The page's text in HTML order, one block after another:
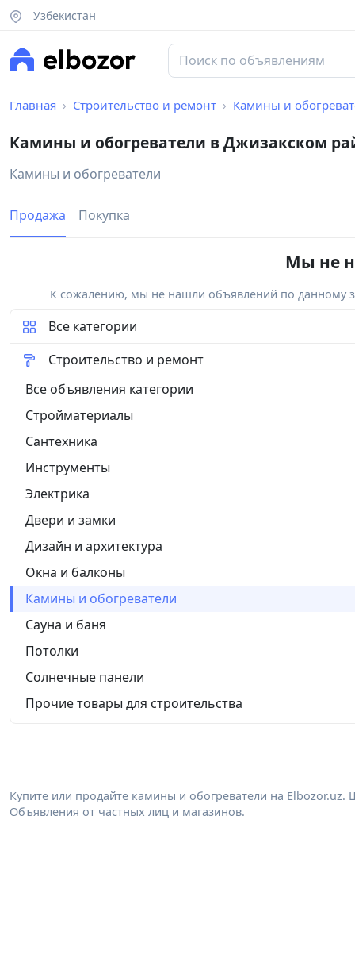
Узбекистан
Главная Строительство и ремонт Камины и
Камины и обогреватели в Джизакском
Камины и обогреватели
Продажа Покупка
Мы не
К сожалению, мы не нашли объявлений по данному
Все категории
Строительство и ремонт
Все объявления категории
Стройматериалы
Сантехника
Инструменты
Электрика
Двери и замки
Дизайн и архитектура
Окна и балконы
Камины и обогреватели
Сауна и баня
Потолки
Солнечные панели
Прочие товары для строительства
Купите или продайте камины и обогреватели на
Объявления от частных лиц и магазинов.